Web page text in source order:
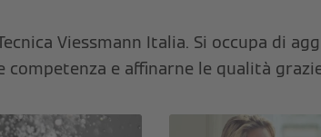
Viessmann Italia. Si occupa di
e affinarne le qualità